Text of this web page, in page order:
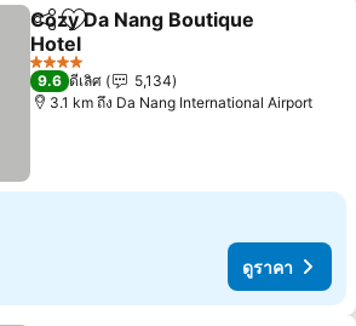
แชร์ เพิ่มในรายการโปรด
Cozy Da Nang Boutique
Hotel
4 ดาว
9.6 ดีเลิศ
5,134
3.1 km ถึง Da Nang International Airport
ดูราคา